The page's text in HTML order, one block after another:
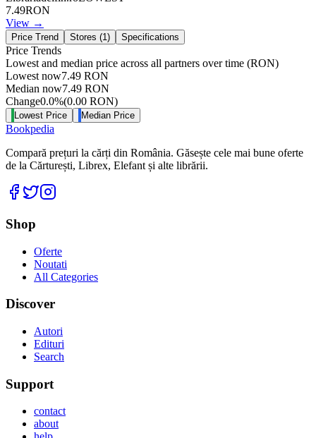
7.49RON
View →
Price Trend Stores (1) Specifications
Price Trends
Lowest and median price across all partners over time (RON)
Lowest now7.49 RON
Median now7.49 RON
Change0.0%(0.00 RON)
Lowest Price Median Price
Bookpedia
Compară prețuri la cărți din România. Găsește cele mai bune oferte
de la Cărturești, Librex, Elefant și alte librării.
Facebook
Twitter
Shop
Oferte
Noutati
All Categories
Discover
Autori
Edituri
Search
Support
contact
about